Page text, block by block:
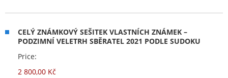
CELÝ ZNÁMKOVÝ SEŠITEK VLASTNÍCH ZNÁMEK –
PODZIMNÍ VELETRH SBĚRATEL 2021 PODLE SUDOKU
Price:
2 800,00 Kč